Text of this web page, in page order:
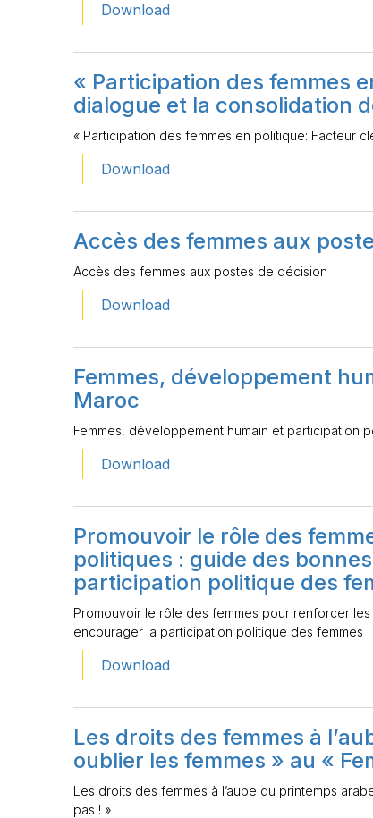
Download
« Participation des femmes
dialogue et la consolidation
« Participation des femmes en politique: Facteur
Download
Accès des femmes aux
Accès des femmes aux postes de décision
Download
Femmes, développement
Maroc
Femmes, développement humain et participation
Download
Promouvoir le rôle des
politiques : guide des
participation politique des
Promouvoir le rôle des femmes pour renforcer
encourager la participation politique des femmes
Download
Les droits des femmes à
oublier les femmes » au «
Les droits des femmes à l’aube du printemps
pas ! »